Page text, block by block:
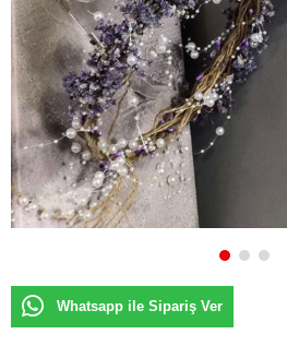
Whatsapp ile Sipariş Ver